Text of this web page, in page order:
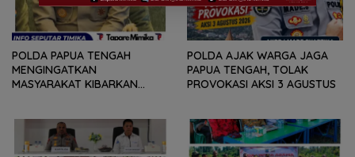
POLDA PAPUA TENGAH
MENGINGATKAN
MASYARAKAT KIBARKAN
POLDA AJAK WARGA JAGA
PAPUA TENGAH, TOLAK
PROVOKASI AKSI 3 AGUSTUS